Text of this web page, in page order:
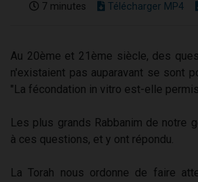
7 minutes Télécharger MP4
Au 20ème et 21ème siècle, des
n'existaient pas auparavant se sont
"La fécondation in vitro est-elle
Les plus grands Rabbanim de notre
à ces questions, et y ont répondu.
La Torah nous ordonne de faire